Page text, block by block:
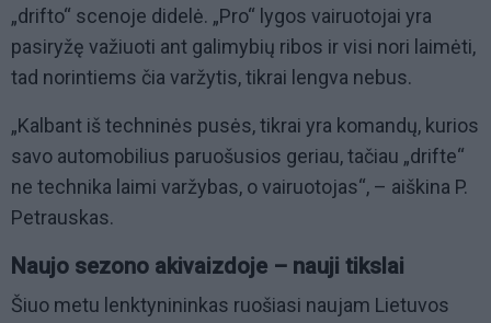
„drifto“ scenoje didelė. „Pro“ lygos vairuotojai yra
pasiryžę važiuoti ant galimybių ribos ir visi nori laimėti,
tad norintiems čia varžytis, tikrai lengva nebus.
„Kalbant iš techninės pusės, tikrai yra komandų, kurios
savo automobilius paruošusios geriau, tačiau „drifte“
ne technika laimi varžybas, o vairuotojas“, – aiškina P.
Petrauskas.
Naujo sezono akivaizdoje – nauji tikslai
Šiuo metu lenktynininkas ruošiasi naujam Lietuvos